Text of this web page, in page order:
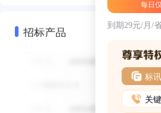
招标产品
每日
到期29元/月/
标
关